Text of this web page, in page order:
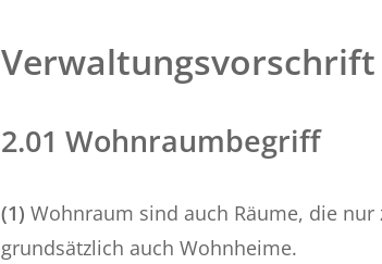
Verwaltungsvorschrift
2.01 Wohnraumbegriff
(1) Wohnraum sind auch Räume, die
grundsätzlich auch Wohnheime.